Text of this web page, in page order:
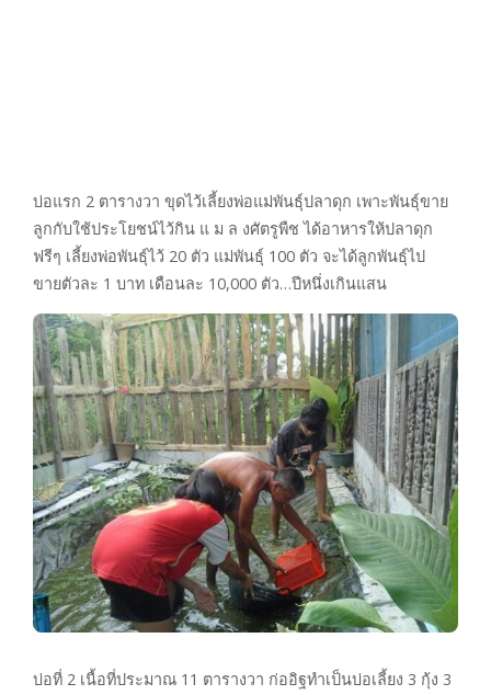
บ่อแรก 2 ตารางวา ขุดไว้เลี้ยงพ่อแม่พันธุ์ปลาดุก เพาะพันธุ์ขาย
ลูกกับใช้ประโยชน์ไว้กิน แ ม ล งศัตรูพืช ได้อาหารให้ปลาดุก
ฟรีๆ เลี้ยงพ่อพันธุ์ไว้ 20 ตัว แม่พันธุ์ 100 ตัว จะได้ลูกพันธุ์ไป
ขายตัวละ 1 บาท เดือนละ 10,000 ตัว…ปีหนึ่งเกินแสน
บ่อที่ 2 เนื้อที่ประมาณ 11 ตารางวา ก่ออิฐทำเป็นบ่อเลี้ยง 3 กุ้ง 3